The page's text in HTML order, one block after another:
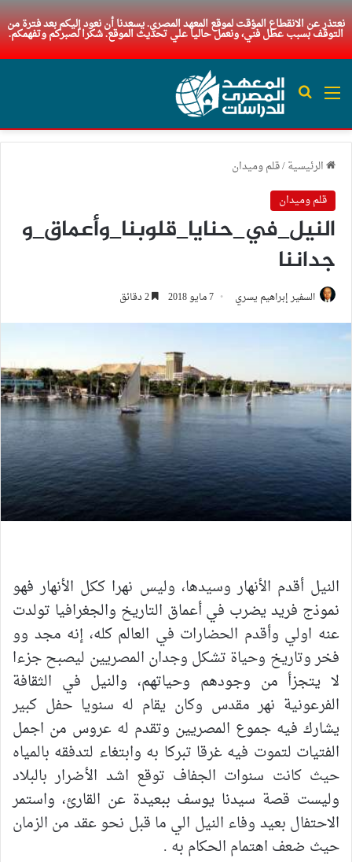
نعتذر عن الانقطاع المؤقت لموقع المعهد المصري. يسعدنا أن نعود إليكم بعد فترة من
التوقف بسبب عطل فني، ونعمل حاليا علي تحديث الموقع. شكرا لصبركم وتفهمكم.
القائمة بحث عن
الرئيسية/قلم وميدان
قلم وميدان
النيل_في_حنايا_قلوبنا_وأعماق_و
جداننا
السفير إبراهيم يسري 7 مايو 2018
النيل أقدم الأنهار وسيدها، وليس نهرا ككل الأنهار فهو
نموذج فريد يضرب في أعماق التاريخ والجغرافيا تولدت
عنه اولي وأقدم الحضارات في العالم كله، إنه مجد وو
فخر وتاريخ وحياة تشكل وجدان المصريين ليصبح جزءا
لا يتجزأ من وجودهم وحياتهم، والنيل في الثقافة
الفرعونية نهر مقدس وكان يقام له سنويا حفل كبير
يشارك فيه جموع المصريين وتقدم له عروس من اجمل
الفتيات لتموت فيه غرقا تبركا به وابتغاء لتدفقه بالمياه
حيث كانت سنوات الجفاف توقع اشد الأضرار بالبلاد
وليست قصة سيدنا يوسف ببعيدة عن القارئ، واستمر
الاحتفال بعيد وفاء النيل الي ما قبل نحو عقد من الزمان
حيث ضعف اهتمام الحكام به .